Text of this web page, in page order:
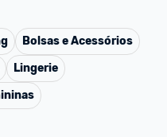
Bolsas e Acessórios
Lingerie